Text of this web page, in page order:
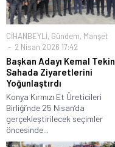
CİHANBEYLİ, Gündem, Manşet
2 Nisan 2026 17:42
Başkan Adayı Kemal Tekin
Sahada Ziyaretlerini
Yoğunlaştırdı
Konya Kırmızı Et Üreticileri
Birliği’nde 25 Nisan’da
gerçekleştirilecek seçimler
öncesinde...